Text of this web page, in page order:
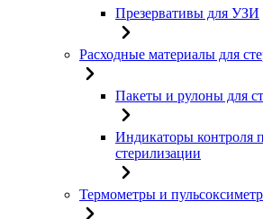
Презервативы для УЗИ
Расходные материалы для
Пакеты и рулоны для
Индикаторы контроля
стерилизации
Термометры и